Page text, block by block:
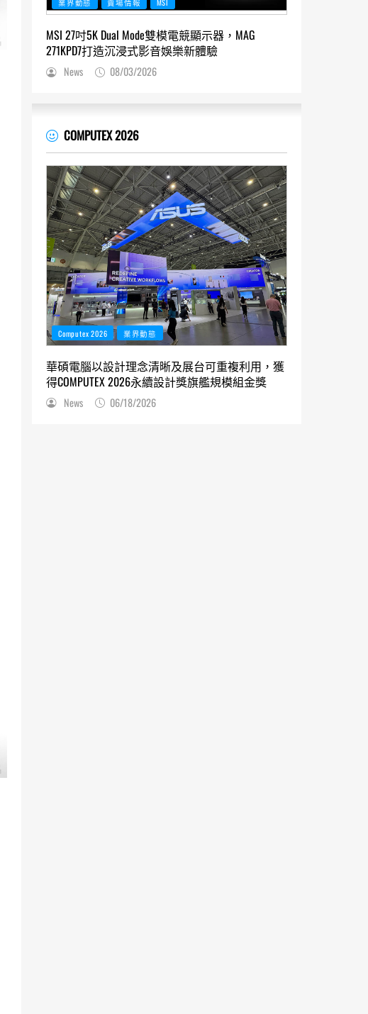
MSI 27吋5K Dual Mode雙模電競顯示器，MAG
271KPD7打造沉浸式影音娛樂新體驗
News 08/03/2026
COMPUTEX 2026
Computex 2026 業界動態
華碩電腦以設計理念清晰及展台可重複利用，獲
得COMPUTEX 2026永續設計獎旗艦規模組金獎
News 06/18/2026